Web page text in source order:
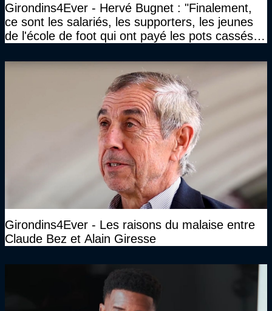
Girondins4Ever - Hervé Bugnet : "Finalement,
ce sont les salariés, les supporters, les jeunes
de l'école de foot qui ont payé les pots cassés
Girondins4Ever - Les raisons du malaise entre
Claude Bez et Alain Giresse